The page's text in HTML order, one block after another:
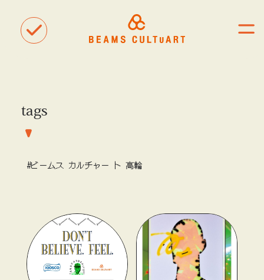
#ART #BEAMS CULTUART
#BEAMS MANGART
#アート
#アートが生まれるところ
#アートフェア
#アイドル
#アトリエ #アニメ
#エンタメ
#ギャラリー
#グッズ
#デザイン
tags
#ビームス カルチャー ト 高輪